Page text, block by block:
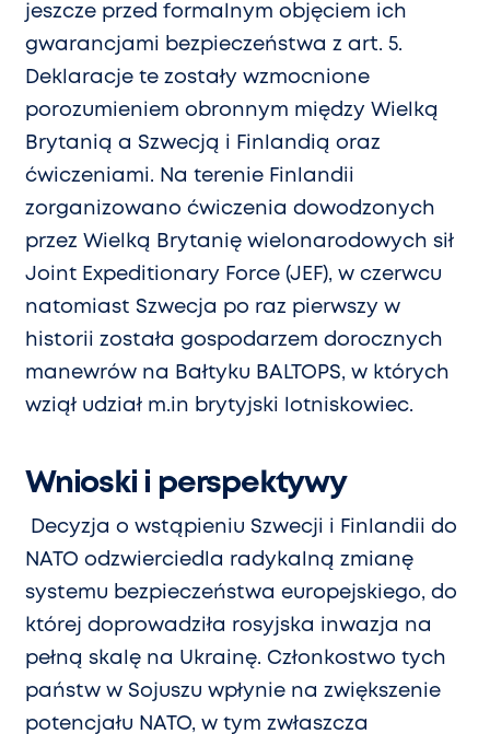
jeszcze przed formalnym objęciem ich
gwarancjami bezpieczeństwa z art. 5.
Deklaracje te zostały wzmocnione
porozumieniem obronnym między Wielką
Brytanią a Szwecją i Finlandią oraz
ćwiczeniami. Na terenie Finlandii
zorganizowano ćwiczenia dowodzonych
przez Wielką Brytanię wielonarodowych sił
Joint Expeditionary Force (JEF), w czerwcu
natomiast Szwecja po raz pierwszy w
historii została gospodarzem dorocznych
manewrów na Bałtyku BALTOPS, w których
wziął udział m.in brytyjski lotniskowiec.
Wnioski i perspektywy
Decyzja o wstąpieniu Szwecji i Finlandii do
NATO odzwierciedla radykalną zmianę
systemu bezpieczeństwa europejskiego, do
której doprowadziła rosyjska inwazja na
pełną skalę na Ukrainę. Członkostwo tych
państw w Sojuszu wpłynie na zwiększenie
potencjału NATO, w tym zwłaszcza